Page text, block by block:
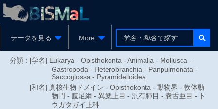
データを見る More
分類 : [学名] Eukarya - Opisthokonta - Animalia - Mollusca -
Gastropoda - Heterobranchia - Panpulmonata -
Saccoglossa - Pyramidelloidea
[和名] 真核生物ドメイン - Opisthokonta - 動物界 - 軟体動
物門 - 腹足綱 - 異鰓上目 - 汎有肺目 - 嚢舌亜目 - ト
ウガタガイ上科